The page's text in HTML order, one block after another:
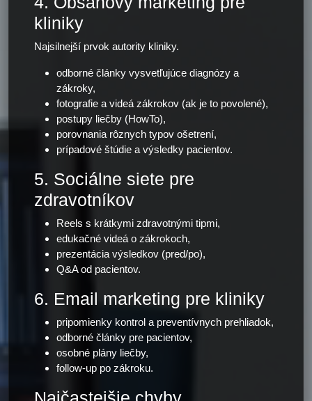
kliniky
Najsilnejší prvok autority kliniky.
odborné články vysvetľujúce diagnózy a
zákroky,
fotografie a videá zákrokov (ak je to povolené),
postupy liečby (HowTo),
porovnania rôznych typov ošetrení,
prípadové štúdie a výsledky pacientov.
5. Sociálne siete pre
zdravotníkov
Reels s krátkymi zdravotnými tipmi,
edukačné videá o zákrokoch,
prezentácia výsledkov (pred/po),
Q&A od pacientov.
6. Email marketing pre kliniky
pripomienky kontrol a preventívnych prehliadok,
odborné články pre pacientov,
osobné plány liečby,
follow-up po zákroku.